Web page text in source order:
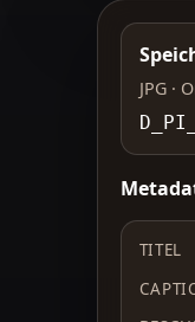
JPG ·
TITEL